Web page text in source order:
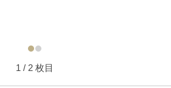
1 / 2 枚目